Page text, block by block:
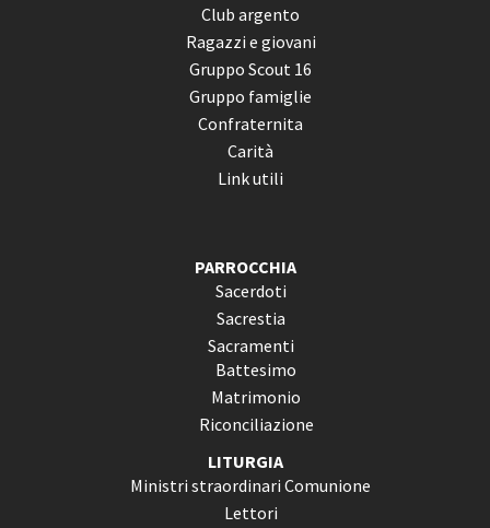
Club argento
Ragazzi e giovani
Gruppo Scout 16
Gruppo famiglie
Confraternita
Carità
Link utili
PARROCCHIA
Sacerdoti
Sacrestia
Sacramenti
Battesimo
Matrimonio
Riconciliazione
LITURGIA
Ministri straordinari Comunione
Lettori